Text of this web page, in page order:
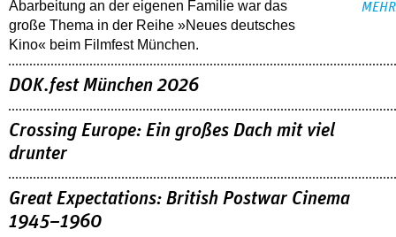
Abarbeitung an der eigenen Familie war das
große Thema in der Reihe »Neues deutsches
Kino« beim Filmfest München.
MEHR
DOK.fest München 2026
Crossing Europe: Ein großes Dach mit viel
drunter
Great Expectations: British Postwar Cinema
1945–1960